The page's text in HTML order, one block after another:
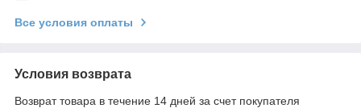
Все условия оплаты
Условия возврата
Возврат товара в течение 14 дней за счет покупателя